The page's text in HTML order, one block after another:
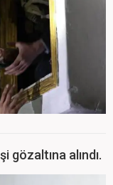
gözaltına alındı.